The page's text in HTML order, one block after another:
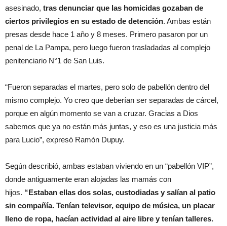
asesinado, tras denunciar que las homicidas gozaban de
ciertos privilegios en su estado de detención. Ambas están
presas desde hace 1 año y 8 meses. Primero pasaron por un
penal de La Pampa, pero luego fueron trasladadas al complejo
penitenciario N°1 de San Luis.
“Fueron separadas el martes, pero solo de pabellón dentro del
mismo complejo. Yo creo que deberían ser separadas de cárcel,
porque en algún momento se van a cruzar. Gracias a Dios
sabemos que ya no están más juntas, y eso es una justicia más
para Lucio”, expresó Ramón Dupuy.
Según describió, ambas estaban viviendo en un “pabellón VIP”,
donde antiguamente eran alojadas las mamás con
hijos. “Estaban ellas dos solas, custodiadas y salían al patio
sin compañía. Tenían televisor, equipo de música, un placar
lleno de ropa, hacían actividad al aire libre y tenían talleres.